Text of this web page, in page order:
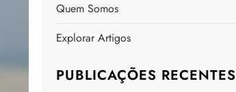
Quem Somos
Explorar Artigos
PUBLICAÇÕES RECENTES